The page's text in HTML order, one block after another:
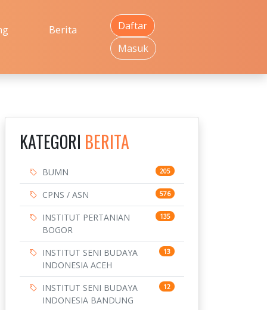
Berita
Daftar
Masuk
KATEGORI BERITA
BUMN 205
CPNS / ASN 576
INSTITUT PERTANIAN
BOGOR
135
INSTITUT SENI BUDAYA
INDONESIA ACEH
13
INSTITUT SENI BUDAYA
INDONESIA BANDUNG
12